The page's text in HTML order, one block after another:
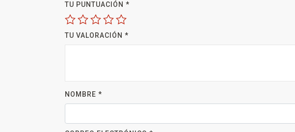
TU PUNTUACIÓN *
TU VALORACIÓN *
NOMBRE *